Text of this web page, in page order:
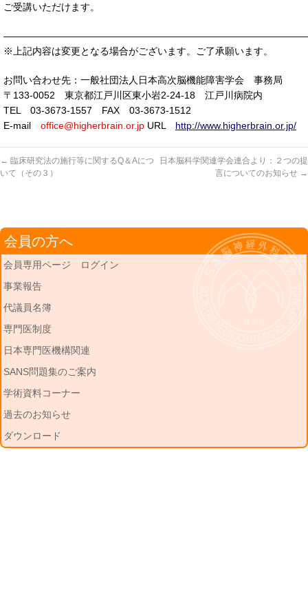
ご受講いただけます。
※上記内容は変更となる場合がございます。ご了承願います。
お問い合わせ先：一般社団法人日本高次脳機能障害学会 事務局
〒133-0052 東京都江戸川区東小岩2-24-18 江戸川病院内
TEL 03-3673-1557 FAX 03-3673-1512
E-mail office@higherbrain.or.jp URL http://www.higherbrain.or.jp/
← 臨床研究法の施行等に関するQ＆Aにつ
いて（その３）
日本脳科学関連学会連合より：２つの提
言についてのお知らせ →
会員の方へ
会員専用ページ ログイン
事業報告
代議員名簿
専門医制度
日本専門医機構関連
SANS問題集のご案内
学術資料コーナー
過去のお知らせ
ダウンロード